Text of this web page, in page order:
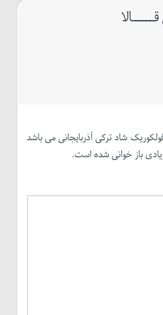
شاد ترکی آذربایجانی می باشد
باز خوانی شده است.